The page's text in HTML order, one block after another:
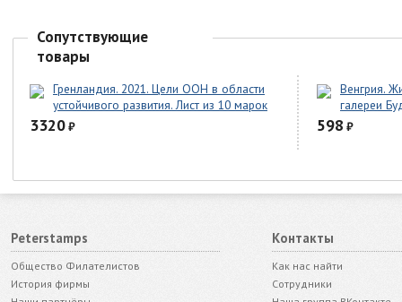
Сопутствующие
товары
Гренландия. 2021. Цели ООН в области
устойчивого развития. Лист из 10 марок
3320₽
Венгрия.
галереи
598 ₽
Peterstamps
Общество Филателистов
История фирмы
Контакты
Как нас найти
Сотрудники